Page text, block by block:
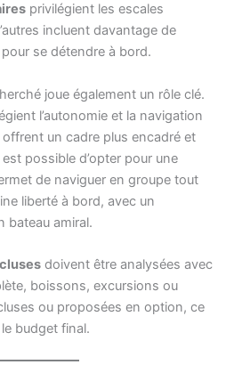
privilégient les escales
incluent davantage de
se détendre à bord.
joue également un rôle clé.
l’autonomie et la navigation
offrent un cadre plus encadré et
possible d’opter pour une
de naviguer en groupe tout
liberté à bord, avec un
bateau amiral.
doivent être analysées avec
boissons, excursions ou
ou proposées en option, ce
budget final.